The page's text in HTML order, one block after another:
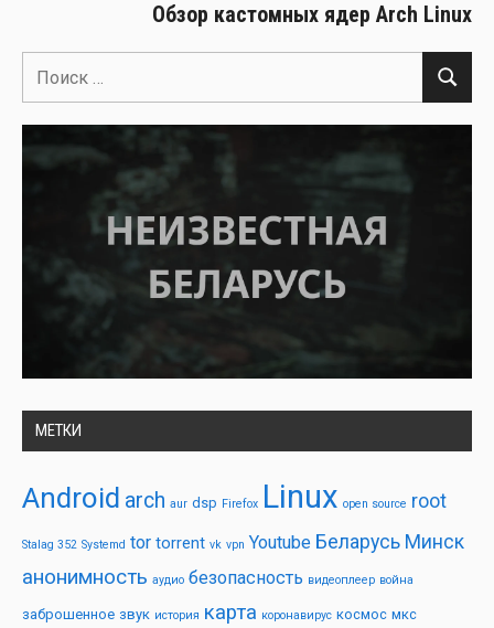
Обзор кастомных ядер Arch Linux
Поиск
для:
Поиск
МЕТКИ
Android arch aur dsp Firefox Linux open source root
Stalag 352 Systemd tor torrent vk vpn Youtube Беларусь Минск
анонимность аудио безопасность видеоплеер война
заброшенное звук история карта коронавирус космос мкс